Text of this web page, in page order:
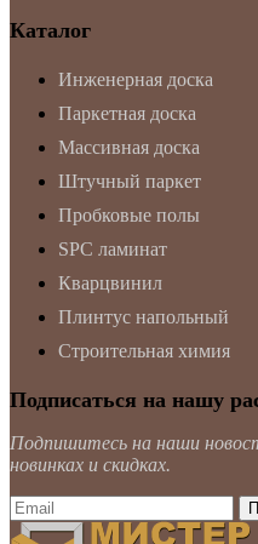
Каталог
Инженерная доска
Паркетная доска
Массивная доска
Штучный паркет
Пробковые полы
SPC ламинат
Кварцвинил
Плинтус напольный
Строительная химия
Подписаться на нашу
Подпишитесь на наши
новинках и скидках.